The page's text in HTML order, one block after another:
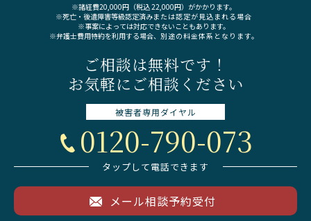
※諸経費20,000円（税込 22,000円）がかかります。
※死亡・後遺障害等級認定済みまたは認定が見込まれる場合
※事案によっては対応できないこともあります。
※弁護士費用特約を利用する場合、 別途の料金体系となります。
ご相談は無料です！
お気軽にご相談ください
被害者専用ダイヤル
0120-790-073
タップして電話できます
メール相談予約受付